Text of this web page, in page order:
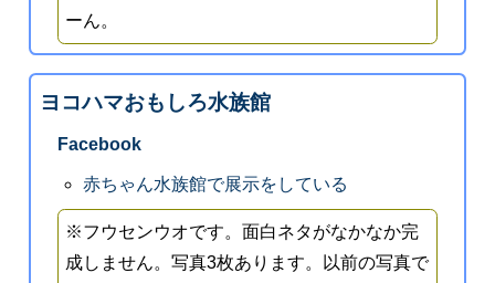
ーん。
ヨコハマおもしろ水族館
Facebook
赤ちゃん水族館で展示をしている
※フウセンウオです。面白ネタがなかなか完
成しません。写真3枚あります。以前の写真で